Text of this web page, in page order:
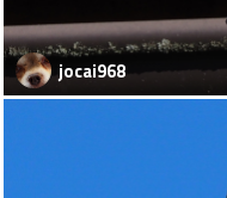
jocai968